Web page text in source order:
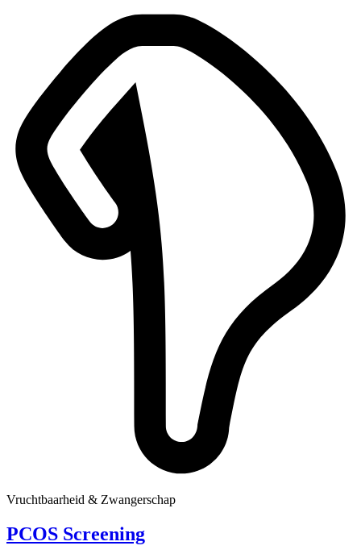
Vruchtbaarheid & Zwangerschap
PCOS Screening